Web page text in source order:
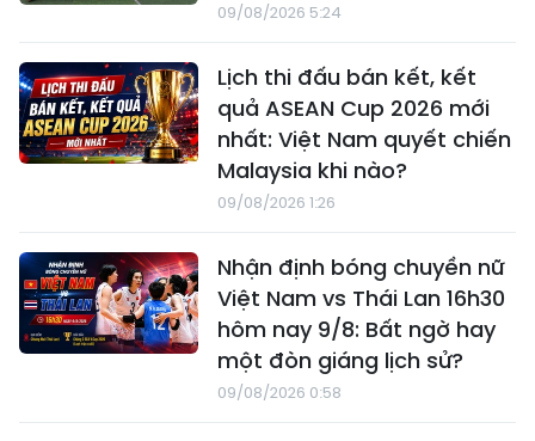
09/08/2026 5:24
Lịch thi đấu bán kết, kết
quả ASEAN Cup 2026 mới
nhất: Việt Nam quyết chiến
Malaysia khi nào?
09/08/2026 1:26
Nhận định bóng chuyền nữ
Việt Nam vs Thái Lan 16h30
hôm nay 9/8: Bất ngờ hay
một đòn giáng lịch sử?
09/08/2026 0:58